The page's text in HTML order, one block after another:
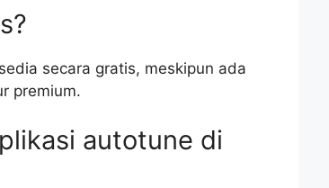
secara gratis, meskipun ada
premium.
autotune di